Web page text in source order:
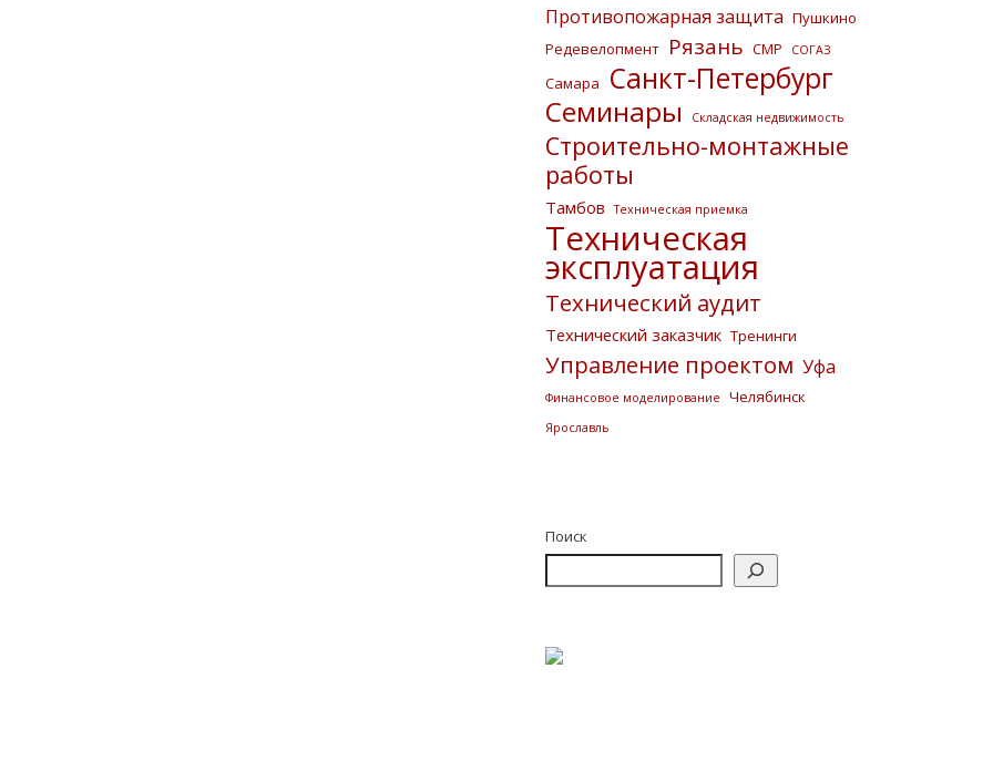
Противопожарная защита Пушкино
Редевелопмент Рязань СМР СОГАЗ
Самара
Санкт-Петербург
Семинары
Складская недвижимость
Строительно-монтажные
работы
Тамбов Техническая приемка
Техническая
эксплуатация
Технический аудит
Технический заказчик Тренинги
Управление проектом Уфа
Финансовое моделирование Челябинск
Ярославль
Поиск